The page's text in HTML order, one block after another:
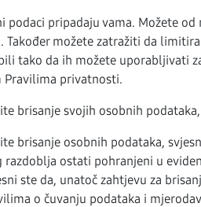
podaci pripadaju vama. Možete
Također možete zatražiti da
tako da ih možete uporabljivati
Pravilima privatnosti.
brisanje svojih osobnih
brisanje osobnih podataka,
razdoblja ostati pohranjeni u
ste da, unatoč zahtjevu za
o čuvanju podataka i